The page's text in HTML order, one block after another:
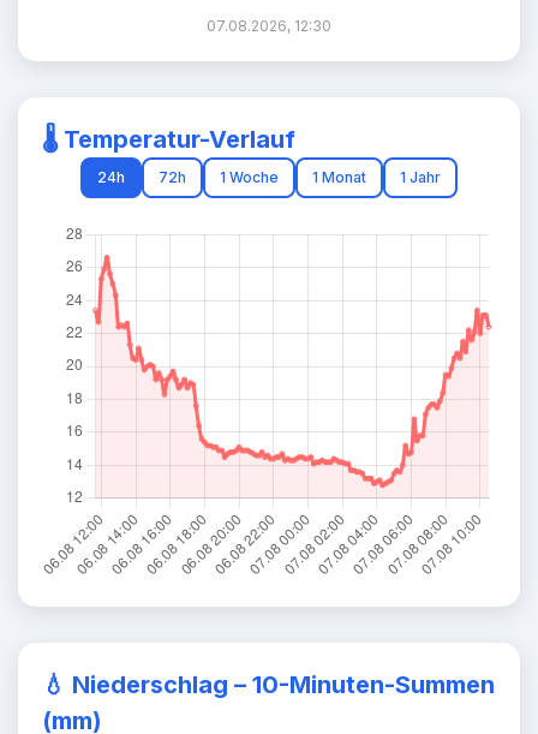
07.08.2026, 12:30
🌡️ Temperatur-Verlauf
24h 72h 1 Woche 1 Monat 1 Jahr
💧 Niederschlag – 10-Minuten-Summen
(mm)